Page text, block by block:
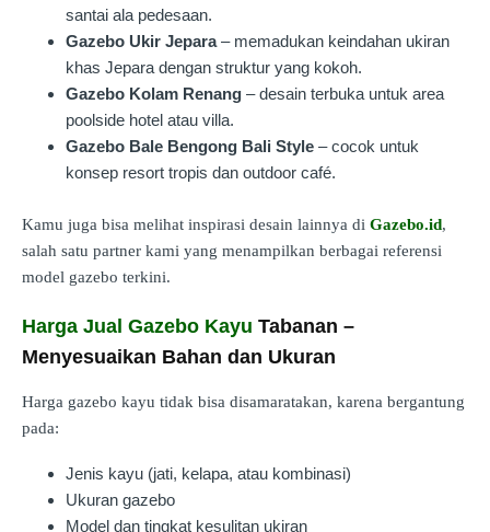
santai ala pedesaan.
Gazebo Ukir Jepara– memadukan keindahan ukiran
khas Jepara dengan struktur yang kokoh.
Gazebo Kolam Renang – desain terbuka untuk area
poolside hotel atau villa.
Gazebo Bale Bengong Bali Style – cocok untuk
konsep resort tropis dan outdoor café.
Kamu juga bisa melihat inspirasi desain lainnya di Gazebo.id,
salah satu partner kami yang menampilkan berbagai referensi
model gazebo terkini.
Harga Jual Gazebo Kayu Tabanan –
Menyesuaikan Bahan dan Ukuran
Harga gazebo kayu tidak bisa disamaratakan, karena bergantung
pada:
Jenis kayu (jati, kelapa, atau kombinasi)
Ukuran gazebo
Model dan tingkat kesulitan ukiran